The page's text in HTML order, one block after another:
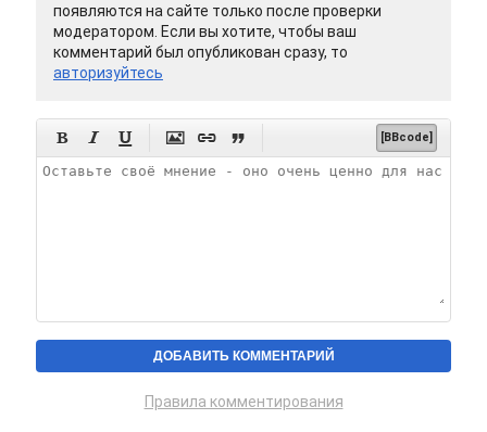
появляются на сайте только после проверки
модератором. Если вы хотите, чтобы ваш
комментарий был опубликован сразу, то
авторизуйтесь
      [BBcode]
Правила комментирования